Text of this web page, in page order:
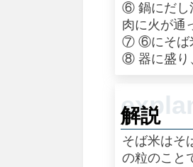
⑥ 鍋にだし
肉に火が通
⑦ ⑥にそば
⑧ 器に盛り
解説
そば米はそ
の粒のこと